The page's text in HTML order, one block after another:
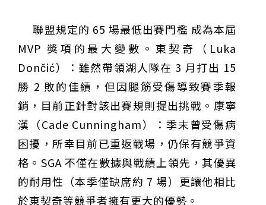
聯盟規定的 65 場最低出賽門檻 成為本屆
MVP 獎項的最大變數。東契奇（Luka
Dončić）：雖然帶領湖人隊在 3 月打出 15
勝 2 敗的佳績，但因腿筋受傷導致賽季報
銷，目前正針對該出賽規則提出挑戰。康寧
漢（Cade Cunningham）：季末曾受傷病
困擾，所幸目前已重返戰場，仍保有競爭資
格。SGA 不僅在數據與戰績上領先，其優異
的耐用性（本季僅缺席約 7 場）更讓他相比
於東契奇等競爭者擁有更大的優勢。